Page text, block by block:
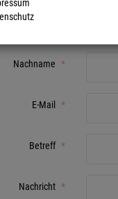
Vorname
Nachname *
E-Mail *
Betreff *
Nachricht *